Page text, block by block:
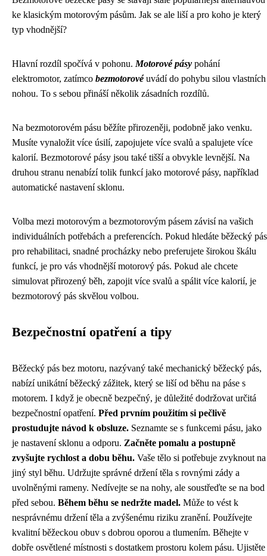
ke klasickým motorovým pásům. Jak se ale liší a pro koho je který
typ vhodnější?
Hlavní rozdíl spočívá v pohonu. Motorové pásy pohání
elektromotor, zatímco bezmotorovéuvádí do pohybu silou vlastních
nohou. To s sebou přináší několik zásadních rozdílů.
Na bezmotorovém pásu běžíte přirozeněji, podobně jako venku.
Musíte vynaložit více úsilí, zapojujete více svalů a spalujete více
kalorií. Bezmotorové pásy jsou také tišší a obvykle levnější. Na
druhou stranu nenabízí tolik funkcí jako motorové pásy, například
automatické nastavení sklonu.
Volba mezi motorovým a bezmotorovým pásem závisí na vašich
individuálních potřebách a preferencích. Pokud hledáte běžecký pás
pro rehabilitaci, snadné procházky nebo preferujete širokou škálu
funkcí, je pro vás vhodnější motorový pás. Pokud ale chcete
simulovat přirozený běh, zapojit více svalů a spálit více kalorií, je
bezmotorový pás skvělou volbou.
Bezpečnostní opatření a tipy
Běžecký pás bez motoru, nazývaný také mechanický běžecký pás,
nabízí unikátní běžecký zážitek, který se liší od běhu na páse s
motorem. I když je obecně bezpečný, je důležité dodržovat určitá
bezpečnostní opatření. Před prvním použitím si pečlivě
prostudujte návod k obsluze. Seznamte se s funkcemi pásu, jako
je nastavení sklonu a odporu. Začněte pomalu a postupně
zvyšujte rychlost a dobu běhu. Vaše tělo si potřebuje zvyknout na
jiný styl běhu. Udržujte správné držení těla s rovnými zády a
uvolněnými rameny. Nedívejte se na nohy, ale soustřeďte se na bod
před sebou. Během běhu se nedržte madel. Může to vést k
nesprávnému držení těla a zvýšenému riziku zranění. Používejte
kvalitní běžeckou obuv s dobrou oporou a tlumením. Běhejte v
dobře osvětlené místnosti s dostatkem prostoru kolem pásu. Ujistěte